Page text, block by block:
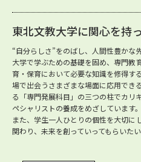
東北文教大学に関心を持
“自分らしさ”をのばし、人間性豊かな
大学で学ぶための基礎を固め、専門教
育・保育において必要な知識を修得す
場で出会うさまざまな場面に応用でき
る「専門発展科目」の三つの柱でカリ
ペシャリストの養成をめざしています。
また、学生一人ひとりの個性を大切に
関わり、未来を創っていってもらいたい